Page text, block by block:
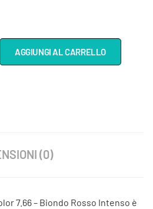
AGGIUNGI AL CARRELLO
(0)
7.66 – Biondo Rosso Intenso è